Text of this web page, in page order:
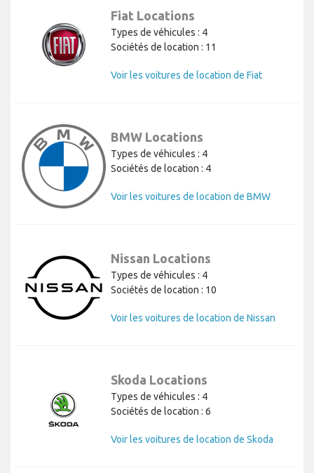
Fiat Locations
Types de véhicules : 4
Sociétés de location : 11
Voir les voitures de location de Fiat
BMW Locations
Types de véhicules : 4
Sociétés de location : 4
Voir les voitures de location de BMW
Nissan Locations
Types de véhicules : 4
Sociétés de location : 10
Voir les voitures de location de Nissan
Skoda Locations
Types de véhicules : 4
Sociétés de location : 6
Voir les voitures de location de Skoda